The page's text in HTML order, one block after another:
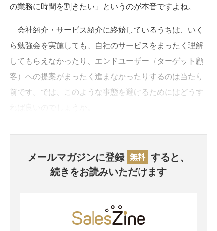
の業務に時間を割きたい」というのが本音ですよね。
会社紹介・サービス紹介に終始しているうちは、いく
ら勉強会を実施しても、自社のサービスをまったく理解
してもらえなかったり、エンドユーザー（ターゲット顧
客）への提案がまったく進まなかったりするのは当たり
前です。では、このような事態を避けるためにはどうす
メールマガジンに登録 無料 すると、
続きをお読みいただけます